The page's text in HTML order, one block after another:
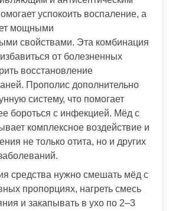
успокоить воспаление, а
мощными
свойствами. Эта комбинация
от болезненных
восстановление
Прополис дополнительно
систему, что помогает
бороться с инфекцией. Мёд с
комплексное воздействие и
не только отита, но и других
средства нужно смешать мёд с
пропорциях, нагреть смесь
и закапывать в ухо по 2–3